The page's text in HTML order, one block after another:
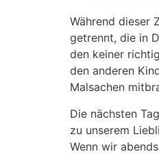
Während dieser
getrennt, die in
den keiner
den anderen
Malsachen
Die nächsten
zu unserem
Wenn wir